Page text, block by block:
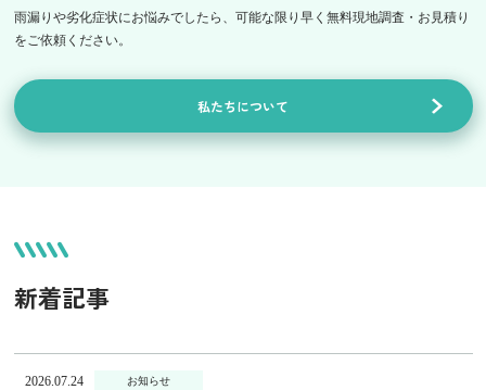
雨漏りや劣化症状にお悩みでしたら、可能な限り早く無料現地調査・お見積り
をご依頼ください。
私たちについて
新着記事
2026.07.24 お知らせ